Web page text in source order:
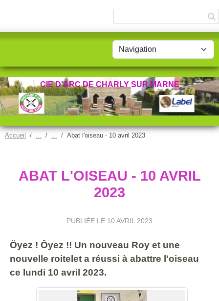
CIE D'ARC DE CHARLY SUR MARNE
Accueil Abat l'oiseau - 10 avril 2023
ABAT L'OISEAU - 10 AVRIL
2023
PUBLIÉE LE 10 AVRIL 2023
Öyez ! Ôyez !! Un nouveau Roy et une
nouvelle roitelet a réussi à abattre l'oiseau
ce lundi 10 avril 2023.